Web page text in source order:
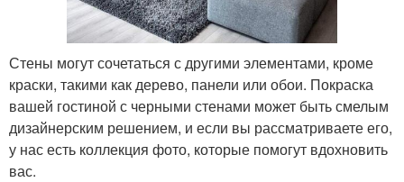
Стены могут сочетаться с другими элементами, кроме
краски, такими как дерево, панели или обои. Покраска
вашей гостиной с черными стенами может быть смелым
дизайнерским решением, и если вы рассматриваете его,
у нас есть коллекция фото, которые помогут вдохновить
вас.